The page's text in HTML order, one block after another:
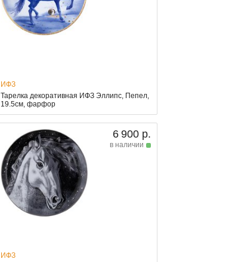
ИФЗ
Тарелка декоративная ИФЗ Эллипс, Пепел,
19.5см, фарфор
6 900 р.
в наличии
ИФЗ